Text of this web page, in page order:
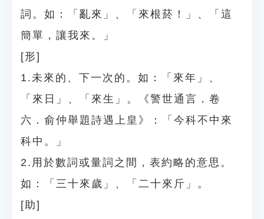
詞。如：「亂來」、「來根菸！」、「這
簡單，讓我來。」
[形]
1.未來的、下一次的。如：「來年」、
「來日」、「來生」。《警世通言．卷
六．俞仲舉題詩遇上皇》：「今科不中來
科中。」
2.用於數詞或量詞之間，表約略的意思。
如：「三十來歲」、「二十來斤」。
[助]